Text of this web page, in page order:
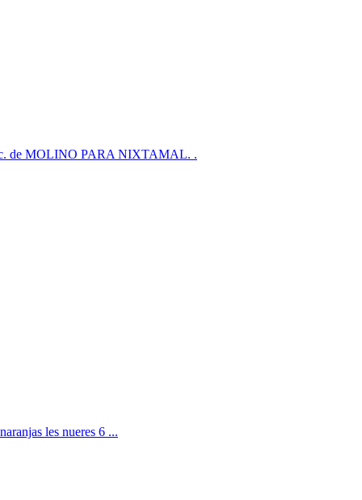
de MOLINO PARA NIXTAMAL. .
les nueres 6 ...